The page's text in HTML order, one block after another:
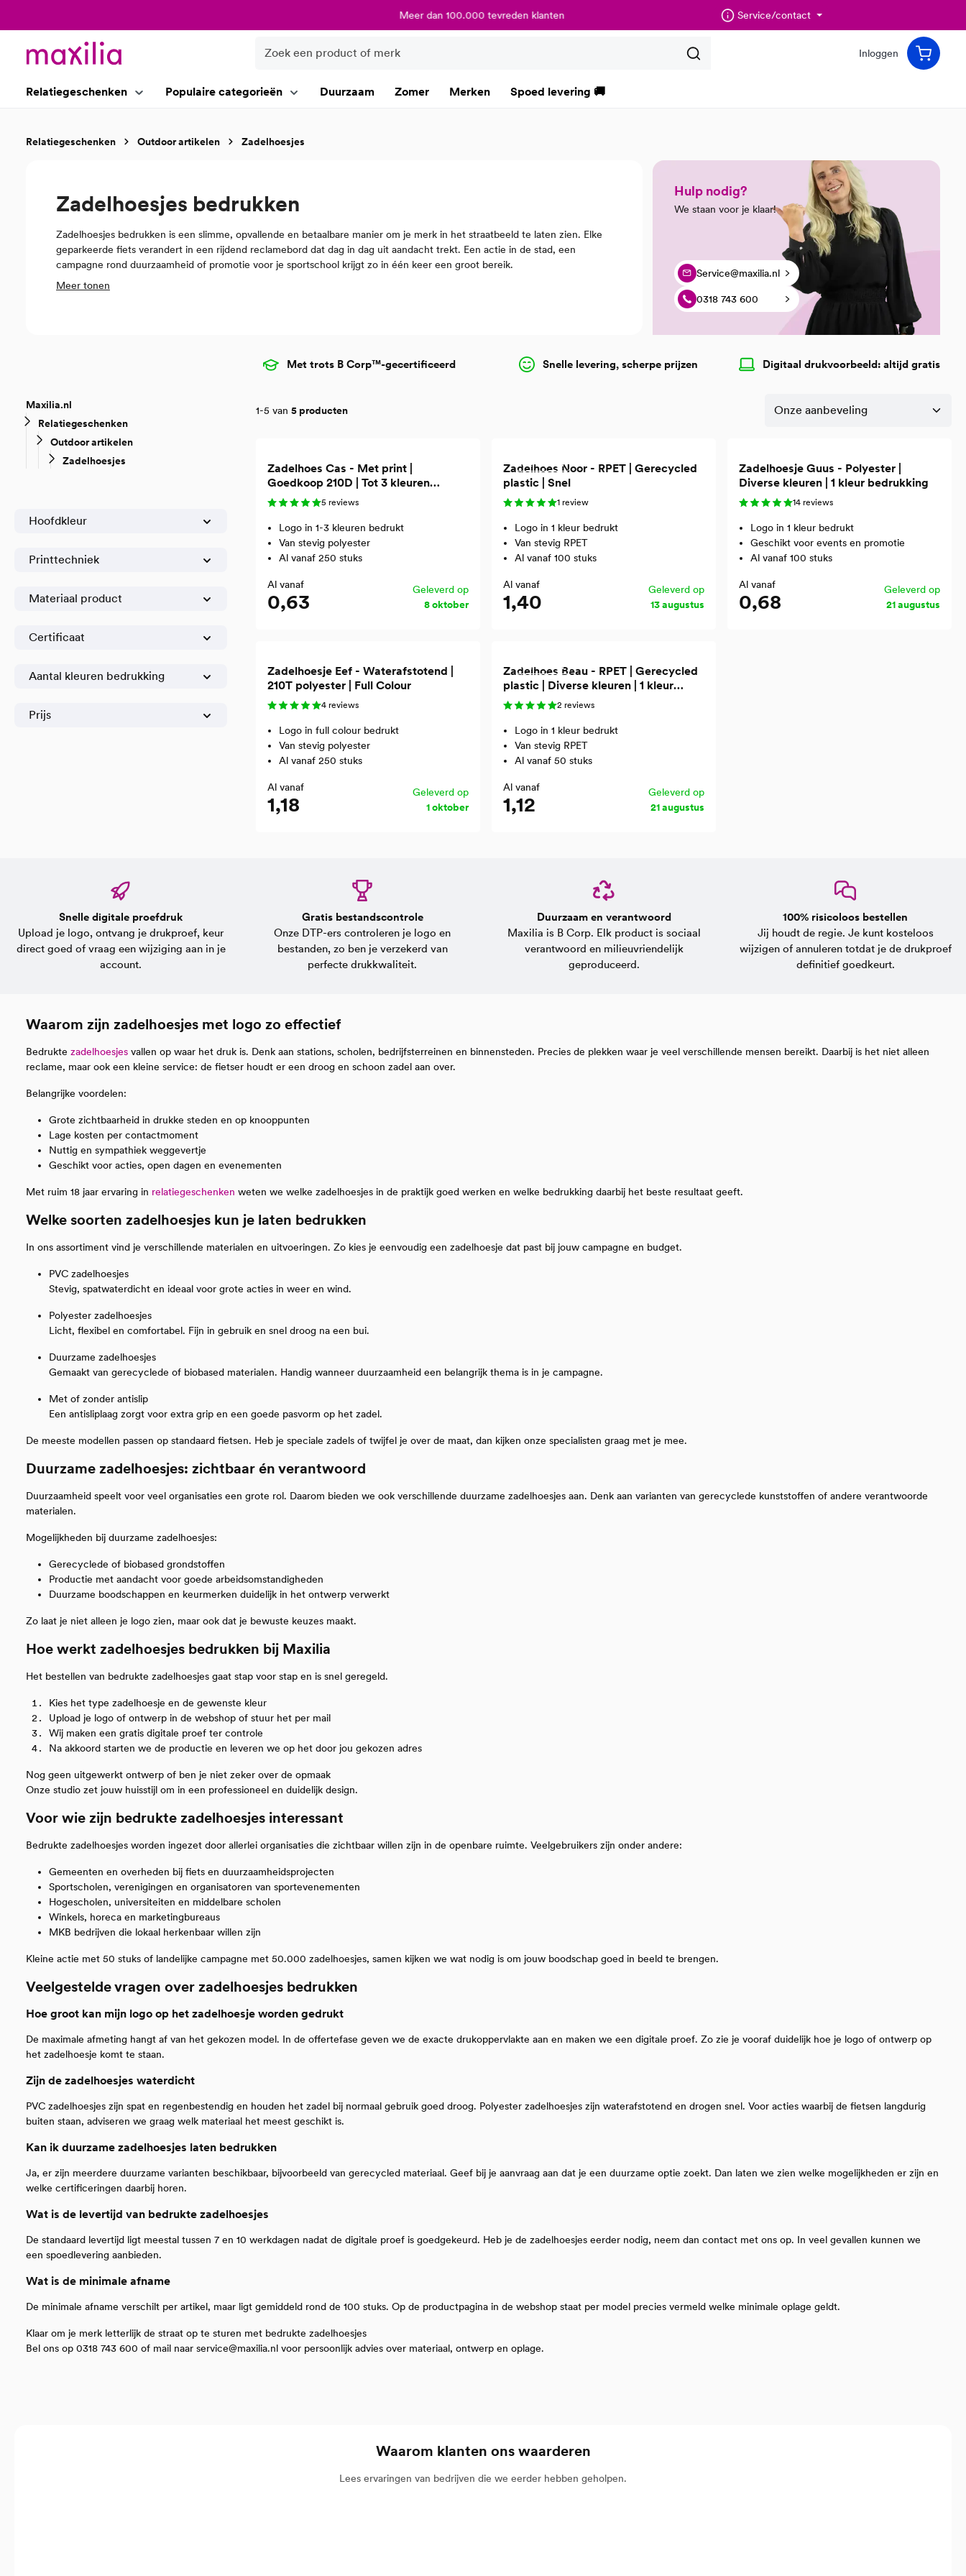
Meer dan 100.000 tevreden klanten Service/contact
Inloggen
Relatiegeschenken Populaire categorieën Duurzaam Zomer Merken Spoed levering 🚚
Relatiegeschenken Outdoor artikelen Zadelhoesjes
Zadelhoesjes bedrukken
Zadelhoesjes bedrukken is een slimme, opvallende en betaalbare manier om je merk in het straatbeeld te laten zien. Elke
geparkeerde fiets verandert in een rijdend reclamebord dat dag in dag uit aandacht trekt. Een actie in de stad, een
campagne rond duurzaamheid of promotie voor je sportschool krijgt zo in één keer een groot bereik.
Bij Maxilia zorgen we dat jouw zadelhoesjes passen bij je huisstijl, doel en budget. Van een kleine, lokale actie tot een
Meer tonen
Hulp nodig?
We staan voor je klaar!
Service@maxilia.nl
0318 743 600
Met trots B Corp™-gecertificeerd Snelle levering, scherpe prijzen Digitaal drukvoorbeeld: altijd gratis
Maxilia.nl
Relatiegeschenken
Outdoor artikelen
Zadelhoesjes
Hoofdkleur
Printtechniek
Materiaal product
Certificaat
Aantal kleuren bedrukking
Prijs
1-5 van 5 producten
Zadelhoes Cas - Met print |
Goedkoop 210D | Tot 3 kleuren
bedrukking5 reviews
Logo in 1-3 kleuren bedrukt
Van stevig polyester
Al vanaf 250 stuks
Al vanaf
0,63
Geleverd op
8 oktober
Gerecycled
Zadelhoes Noor - RPET | Gerecycled
plastic | Snel
1 review
Logo in 1 kleur bedrukt
Van stevig RPET
Al vanaf 100 stuks
Al vanaf
1,40
Geleverd op
13 augustus
Zadelhoesje Guus - Polyester |
Diverse kleuren | 1 kleur bedrukking
14 reviews
Logo in 1 kleur bedrukt
Geschikt voor events en promotie
Al vanaf 100 stuks
Al vanaf
0,68
Geleverd op
21 augustus
Zadelhoesje Eef - Waterafstotend |
210T polyester | Full Colour
4 reviews
Logo in full colour bedrukt
Van stevig polyester
Al vanaf 250 stuks
Al vanaf
1,18
Geleverd op
1 oktober
Gerecycled
Zadelhoes Beau - RPET | Gerecycled
plastic | Diverse kleuren | 1 kleur
bedrukking2 reviews
Logo in 1 kleur bedrukt
Van stevig RPET
Al vanaf 50 stuks
Al vanaf
1,12
Geleverd op
21 augustus
Snelle digitale proefdruk
Upload je logo, ontvang je drukproef, keur
direct goed of vraag een wijziging aan in je
account.
Gratis bestandscontrole
Onze DTP-ers controleren je logo en
bestanden, zo ben je verzekerd van
perfecte drukkwaliteit.
Duurzaam en verantwoord
Maxilia is B Corp. Elk product is sociaal
verantwoord en milieuvriendelijk
geproduceerd.
100% risicoloos bestellen
Jij houdt de regie. Je kunt kosteloos
wijzigen of annuleren totdat je de drukproef
definitief goedkeurt.
Waarom zijn zadelhoesjes met logo zo effectief
Bedrukte zadelhoesjes vallen op waar het druk is. Denk aan stations, scholen, bedrijfsterreinen en binnensteden. Precies de plekken waar je veel verschillende mensen bereikt. Daarbij is het niet alleen
reclame, maar ook een kleine service: de fietser houdt er een droog en schoon zadel aan over.
Belangrijke voordelen:
Grote zichtbaarheid in drukke steden en op knooppunten
Lage kosten per contactmoment
Nuttig en sympathiek weggevertje
Geschikt voor acties, open dagen en evenementen
Met ruim 18 jaar ervaring in relatiegeschenken weten we welke zadelhoesjes in de praktijk goed werken en welke bedrukking daarbij het beste resultaat geeft.
Welke soorten zadelhoesjes kun je laten bedrukken
In ons assortiment vind je verschillende materialen en uitvoeringen. Zo kies je eenvoudig een zadelhoesje dat past bij jouw campagne en budget.
PVC zadelhoesjes
Stevig, spatwaterdicht en ideaal voor grote acties in weer en wind.
Polyester zadelhoesjes
Licht, flexibel en comfortabel. Fijn in gebruik en snel droog na een bui.
Duurzame zadelhoesjes
Gemaakt van gerecyclede of biobased materialen. Handig wanneer duurzaamheid een belangrijk thema is in je campagne.
Met of zonder antislip
Een antisliplaag zorgt voor extra grip en een goede pasvorm op het zadel.
De meeste modellen passen op standaard fietsen. Heb je speciale zadels of twijfel je over de maat, dan kijken onze specialisten graag met je mee.
Duurzame zadelhoesjes: zichtbaar én verantwoord
Duurzaamheid speelt voor veel organisaties een grote rol. Daarom bieden we ook verschillende duurzame zadelhoesjes aan. Denk aan varianten van gerecyclede kunststoffen of andere verantwoorde
materialen.
Mogelijkheden bij duurzame zadelhoesjes:
Gerecyclede of biobased grondstoffen
Productie met aandacht voor goede arbeidsomstandigheden
Duurzame boodschappen en keurmerken duidelijk in het ontwerp verwerkt
Zo laat je niet alleen je logo zien, maar ook dat je bewuste keuzes maakt.
Hoe werkt zadelhoesjes bedrukken bij Maxilia
Het bestellen van bedrukte zadelhoesjes gaat stap voor stap en is snel geregeld.
Kies het type zadelhoesje en de gewenste kleur
Upload je logo of ontwerp in de webshop of stuur het per mail
Wij maken een gratis digitale proef ter controle
Na akkoord starten we de productie en leveren we op het door jou gekozen adres
Nog geen uitgewerkt ontwerp of ben je niet zeker over de opmaak
Onze studio zet jouw huisstijl om in een professioneel en duidelijk design.
Voor wie zijn bedrukte zadelhoesjes interessant
Bedrukte zadelhoesjes worden ingezet door allerlei organisaties die zichtbaar willen zijn in de openbare ruimte. Veelgebruikers zijn onder andere:
Gemeenten en overheden bij fiets en duurzaamheidsprojecten
Sportscholen, verenigingen en organisatoren van sportevenementen
Hogescholen, universiteiten en middelbare scholen
Winkels, horeca en marketingbureaus
MKB bedrijven die lokaal herkenbaar willen zijn
Kleine actie met 50 stuks of landelijke campagne met 50.000 zadelhoesjes, samen kijken we wat nodig is om jouw boodschap goed in beeld te brengen.
Veelgestelde vragen over zadelhoesjes bedrukken
Hoe groot kan mijn logo op het zadelhoesje worden gedrukt
De maximale afmeting hangt af van het gekozen model. In de offertefase geven we de exacte drukoppervlakte aan en maken we een digitale proef. Zo zie je vooraf duidelijk hoe je logo of ontwerp op
het zadelhoesje komt te staan.
Zijn de zadelhoesjes waterdicht
PVC zadelhoesjes zijn spat en regenbestendig en houden het zadel bij normaal gebruik goed droog. Polyester zadelhoesjes zijn waterafstotend en drogen snel. Voor acties waarbij de fietsen langdurig
buiten staan, adviseren we graag welk materiaal het meest geschikt is.
Kan ik duurzame zadelhoesjes laten bedrukken
Ja, er zijn meerdere duurzame varianten beschikbaar, bijvoorbeeld van gerecycled materiaal. Geef bij je aanvraag aan dat je een duurzame optie zoekt. Dan laten we zien welke mogelijkheden er zijn en
welke certificeringen daarbij horen.
Wat is de levertijd van bedrukte zadelhoesjes
De standaard levertijd ligt meestal tussen 7 en 10 werkdagen nadat de digitale proef is goedgekeurd. Heb je de zadelhoesjes eerder nodig, neem dan contact met ons op. In veel gevallen kunnen we
een spoedlevering aanbieden.
Wat is de minimale afname
De minimale afname verschilt per artikel, maar ligt gemiddeld rond de 100 stuks. Op de productpagina in de webshop staat per model precies vermeld welke minimale oplage geldt.
Klaar om je merk letterlijk de straat op te sturen met bedrukte zadelhoesjes
Bel ons op 0318 743 600 of mail naar service@maxilia.nl voor persoonlijk advies over materiaal, ontwerp en oplage.
Waarom klanten ons waarderen
Lees ervaringen van bedrijven die we eerder hebben geholpen.